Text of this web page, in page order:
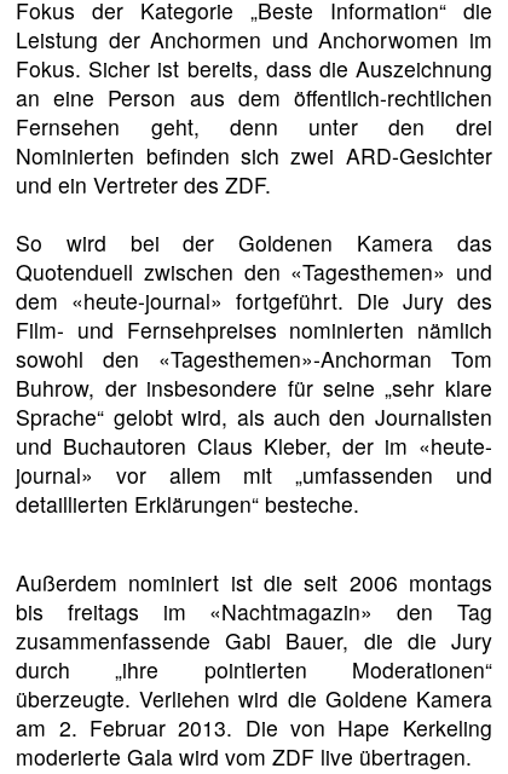
Fokus der Kategorie „Beste Information“ die
Leistung der Anchormen und Anchorwomen im
Fokus. Sicher ist bereits, dass die Auszeichnung
an eine Person aus dem öffentlich-rechtlichen
Fernsehen geht, denn unter den drei
Nominierten befinden sich zwei ARD-Gesichter
und ein Vertreter des ZDF.
So wird bei der Goldenen Kamera das
Quotenduell zwischen den «Tagesthemen» und
dem «heute-journal» fortgeführt. Die Jury des
Film- und Fernsehpreises nominierten nämlich
sowohl den «Tagesthemen»-Anchorman Tom
Buhrow, der insbesondere für seine „sehr klare
Sprache“ gelobt wird, als auch den Journalisten
und Buchautoren Claus Kleber, der im «heute-
journal» vor allem mit „umfassenden und
detaillierten Erklärungen“ besteche.
Außerdem nominiert ist die seit 2006 montags
bis freitags im «Nachtmagazin» den Tag
zusammenfassende Gabi Bauer, die die Jury
durch „ihre pointierten Moderationen“
überzeugte. Verliehen wird die Goldene Kamera
am 2. Februar 2013. Die von Hape Kerkeling
moderierte Gala wird vom ZDF live übertragen.